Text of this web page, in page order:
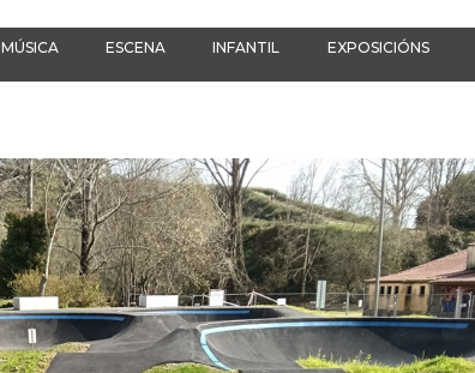
MÚSICA ESCENA INFANTIL EXPOSICIÓNS